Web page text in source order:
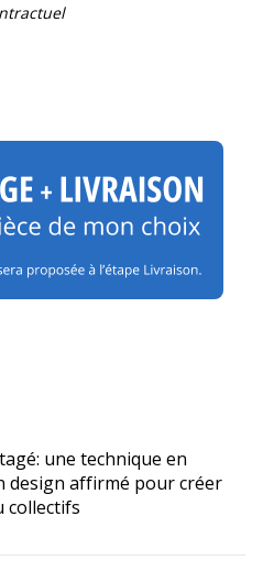
une technique en
design affirmé pour créer
collectifs